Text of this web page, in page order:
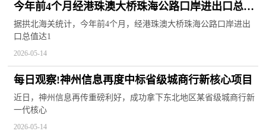
今年前4个月经港珠澳大桥珠海公路口岸进出口总值
突破1300亿元
据拱北海关统计，今年前4个月，经港珠澳大桥珠海公路口岸进出
口总值达1
2026-05-14
每日观察!神州信息再度中标省级城商行新核心项目
近日，神州信息再传重磅利好，成功拿下东北地区某省级城商行新
一代核心
2026-05-14